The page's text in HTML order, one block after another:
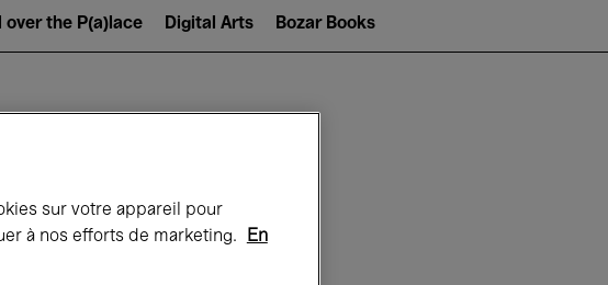
over the P(a)lace Digital Arts Bozar Books
Bozar
sur votre appareil pour
à nos efforts de marketing.
En